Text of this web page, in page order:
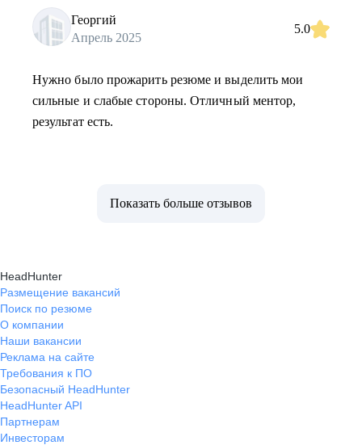
Георгий
Апрель 2025
5.0
Нужно было прожарить резюме и выделить мои
сильные и слабые стороны. Отличный ментор,
результат есть.
Показать больше отзывов
HeadHunter
Размещение вакансий
Поиск по резюме
О компании
Наши вакансии
Реклама на сайте
Требования к ПО
Безопасный HeadHunter
HeadHunter API
Партнерам
Инвесторам